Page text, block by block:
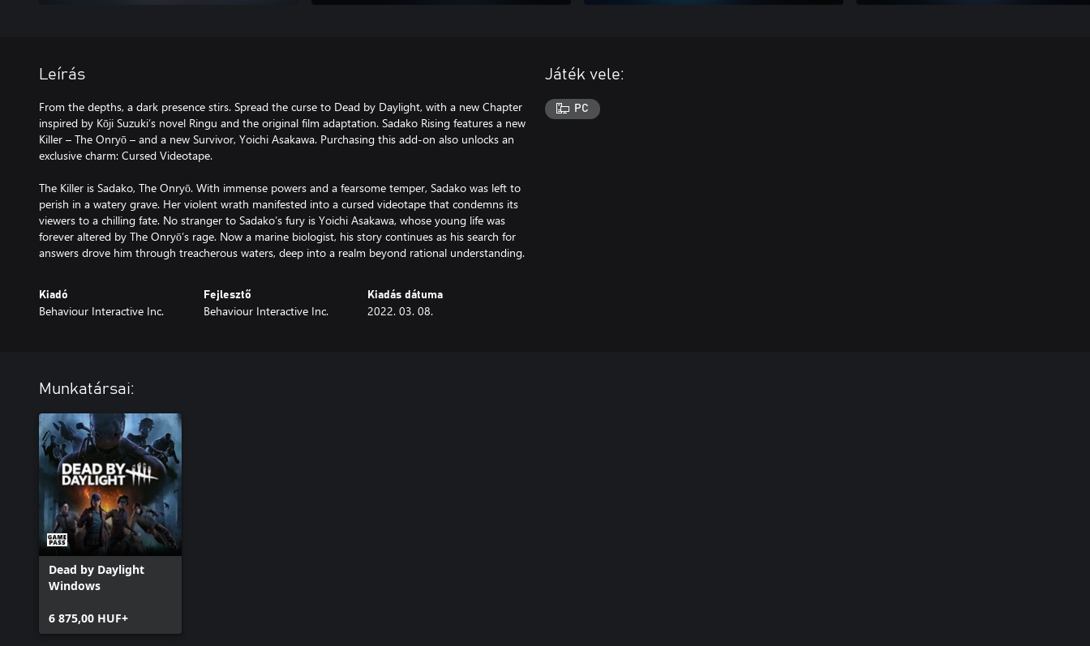
Leírás
From the depths, a dark presence stirs. Spread the curse to Dead by Daylight, with a new Chapter
inspired by Kōji Suzuki’s novel Ringu and the original film adaptation. Sadako Rising features a new
Killer – The Onryō – and a new Survivor, Yoichi Asakawa. Purchasing this add-on also unlocks an
exclusive charm: Cursed Videotape.
The Killer is Sadako, The Onryō. With immense powers and a fearsome temper, Sadako was left to
perish in a watery grave. Her violent wrath manifested into a cursed videotape that condemns its
viewers to a chilling fate. No stranger to Sadako’s fury is Yoichi Asakawa, whose young life was
forever altered by The Onryō’s rage. Now a marine biologist, his story continues as his search for
answers drove him through treacherous waters, deep into a realm beyond rational understanding.
Kiadó
Behaviour Interactive Inc.
Fejlesztő
Behaviour Interactive Inc.
Kiadás dátuma
2022. 03. 08.
Játék vele:
PC
Munkatársai:
Dead by Daylight
Windows
6 875,00 HUF+